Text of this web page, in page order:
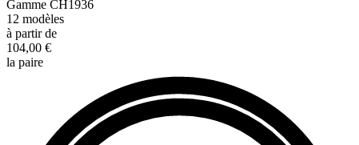
Gamme CH1936
12 modèles
à partir de
104,00 €
la paire